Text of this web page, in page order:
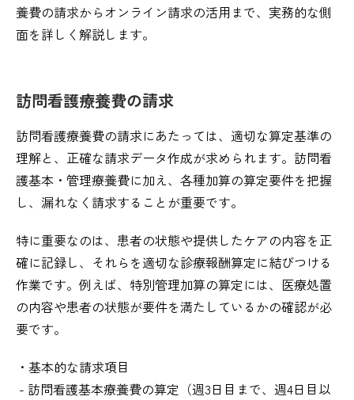
養費の請求からオンライン請求の活用まで、実務的な側
面を詳しく解説します。
訪問看護療養費の請求
訪問看護療養費の請求にあたっては、適切な算定基準の
理解と、正確な請求データ作成が求められます。訪問看
護基本・管理療養費に加え、各種加算の算定要件を把握
し、漏れなく請求することが重要です。
特に重要なのは、患者の状態や提供したケアの内容を正
確に記録し、それらを適切な診療報酬算定に結びつける
作業です。例えば、特別管理加算の算定には、医療処置
の内容や患者の状態が要件を満たしているかの確認が必
要です。
・基本的な請求項目
- 訪問看護基本療養費の算定（週3日目まで、週4日目以